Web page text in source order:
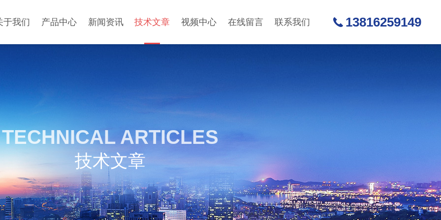
于我们 产品中心 新闻资讯 技术文章 视频中心 在线留言 联系我们 13816259149
TECHNICAL ARTICLES
技术文章